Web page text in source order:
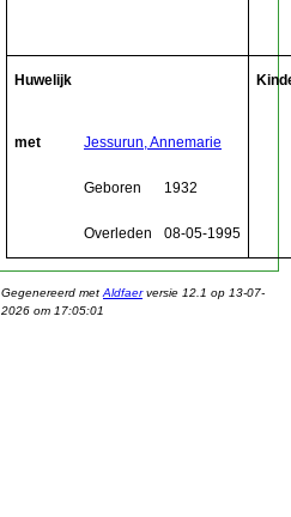
Huwelijk
met Jessurun, Annemarie
Geboren 1932
Overleden 08-05-1995
Gegenereerd met Aldfaerversie 12.1 op 13-07-
2026 om 17:05:01